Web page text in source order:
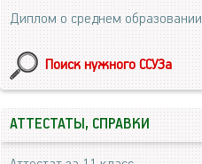
Диплом о среднем образовании
Поиск нужного ССУЗа
АТТЕСТАТЫ, СПРАВКИ